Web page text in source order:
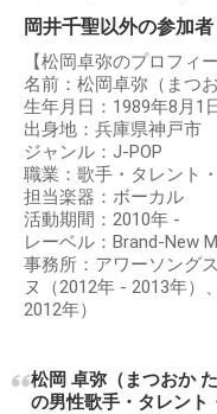
岡井千聖以外の参加
【松岡卓弥のプロフィー
名前：松岡卓弥（まつ
生年月日：1989年8月1
出身地：兵庫県神戸市
ジャンル：J-POP
職業：歌手・タレント
担当楽器：ボーカル
活動期間：2010年 -
レーベル：Brand-New
事務所：アワーソング
ヌ（2012年 - 2013年）
2012年）
松岡 卓弥（まつおか
の男性歌手・タレント